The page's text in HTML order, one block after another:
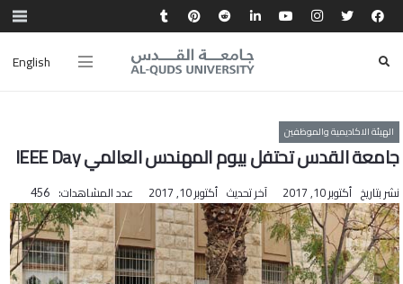
English
الهيئة الاكاديمية والموظفين
جامعة القدس تحتفل بيوم المهندس العالمي IEEE Day
نشر بتاريخ أكتوبر 10, 2017 آخر تحديث أكتوبر 10, 2017 عدد المشاهدات: 456